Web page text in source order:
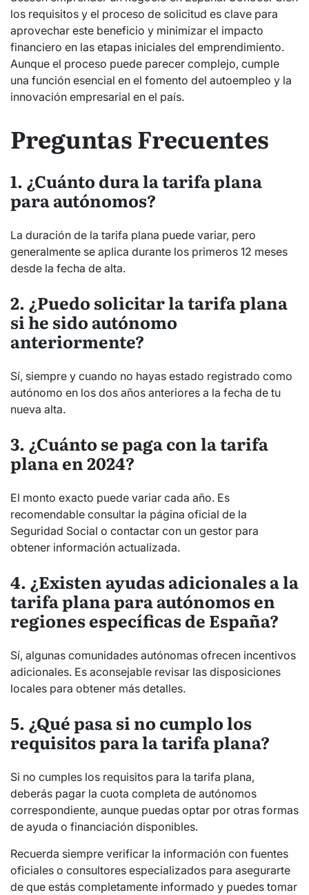
los requisitos y el proceso de solicitud es clave para
aprovechar este beneficio y minimizar el impacto
financiero en las etapas iniciales del emprendimiento.
Aunque el proceso puede parecer complejo, cumple
una función esencial en el fomento del autoempleo y la
innovación empresarial en el país.
Preguntas Frecuentes
1. ¿Cuánto dura la tarifa plana
para autónomos?
La duración de la tarifa plana puede variar, pero
generalmente se aplica durante los primeros 12 meses
desde la fecha de alta.
2. ¿Puedo solicitar la tarifa plana
si he sido autónomo
anteriormente?
Sí, siempre y cuando no hayas estado registrado como
autónomo en los dos años anteriores a la fecha de tu
nueva alta.
3. ¿Cuánto se paga con la tarifa
plana en 2024?
El monto exacto puede variar cada año. Es
recomendable consultar la página oficial de la
Seguridad Social o contactar con un gestor para
obtener información actualizada.
4. ¿Existen ayudas adicionales a la
tarifa plana para autónomos en
regiones específicas de España?
Sí, algunas comunidades autónomas ofrecen incentivos
adicionales. Es aconsejable revisar las disposiciones
locales para obtener más detalles.
5. ¿Qué pasa si no cumplo los
requisitos para la tarifa plana?
Si no cumples los requisitos para la tarifa plana,
deberás pagar la cuota completa de autónomos
correspondiente, aunque puedas optar por otras formas
de ayuda o financiación disponibles.
Recuerda siempre verificar la información con fuentes
oficiales o consultores especializados para asegurarte
de que estás completamente informado y puedes tomar